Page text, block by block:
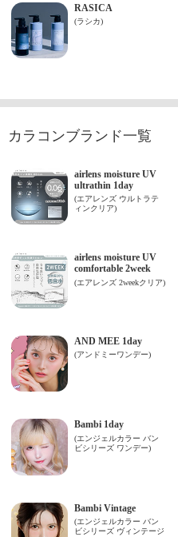
カラコンブランド一覧